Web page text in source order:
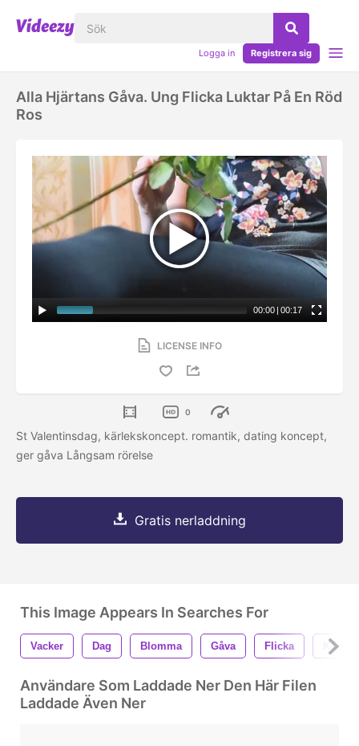
Logga in Registrera sig
Alla Hjärtans Gåva. Ung Flicka Luktar På En Röd
Ros
00:00 | 00:17
LICENSE INFO
0
St Valentinsdag, kärlekskoncept. romantik, dating koncept,
ger gåva Långsam rörelse
Gratis nerladdning
This Image Appears In Searches For
Vacker Dag Blomma Gåva Flicka Kärlek
Användare Som Laddade Ner Den Här Filen
Laddade Även Ner